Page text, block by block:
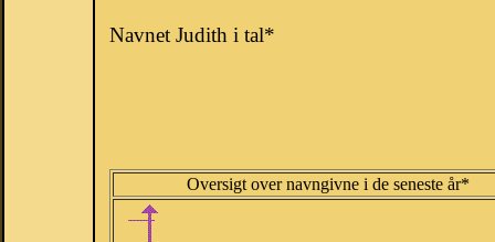
Navnet Judith i tal*
Oversigt over navngivne i de seneste år*